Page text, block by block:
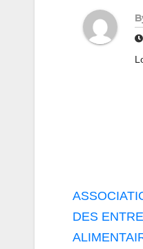
DES